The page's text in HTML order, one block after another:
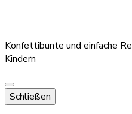
Konfettibunte und einfache
Kindern
Schließen